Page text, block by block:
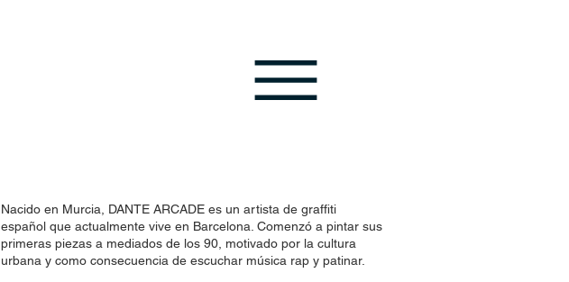
Nacido en Murcia, DANTE ARCADE es un artista de graffiti
español que actualmente vive en Barcelona. Comenzó a pintar sus
primeras piezas a mediados de los 90, motivado por la cultura
urbana y como consecuencia de escuchar música rap y patinar.